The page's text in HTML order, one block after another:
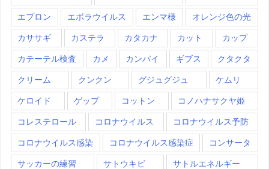
エプロン エボラウイルス エンマ様 オレンジ色の光
カササギ カステラ カタカナ カット カップ
カテーテル検査 カメ カンパイ ギブス クタクタ
クリーム クンクン グジュグジュ ケムリ
ケロイド ゲップ コットン コノハナサクヤ姫
コレステロール コロナウイルス コロナウイルス予防
コロナウイルス感染 コロナウイルス感染症 コンサータ
サッカーの練習 サトウキビ サトルエネルギー